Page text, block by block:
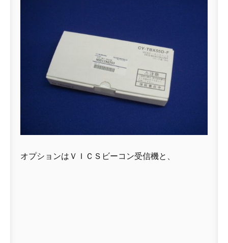
オプションはＶＩＣＳビーコン受信機と、